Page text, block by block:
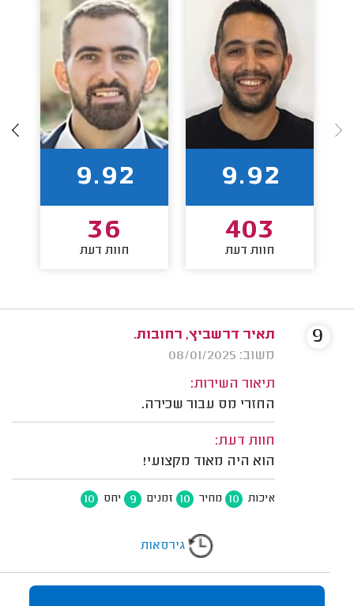
9.92
403
חוות דעת
9.92
36
חוות דעת
תאיר דרשביץ, רחובות.
משוב: 08/01/2025
תיאור השירות:
החזרי מס עבור שכירה.
חוות דעת:
הוא היה מאוד מקצועי!
איכות 10 מחיר 10 זמנים 9 יחס 10
9
גירסאות